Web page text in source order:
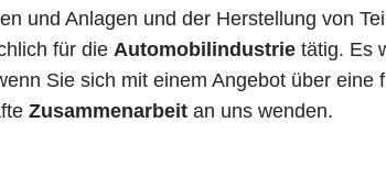
und Anlagen und der Herstellung von
für die Automobilindustrie tätig. Es
Sie sich mit einem Angebot über eine
Zusammenarbeit an uns wenden.